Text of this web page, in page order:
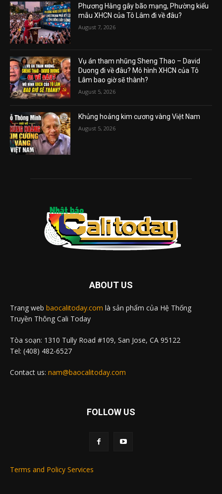
Phương Hằng gây bão mạng, Phường kiểu
mẫu XHCN của Tô Lâm đi về đâu?
August 7, 2026
Vụ án tham nhũng Sheng Thao – David
Duong đi về đâu? Mô hình XHCN của Tô
Lâm bao giờ sẽ thành?
August 5, 2026
Khủng hoảng kim cương vàng Việt Nam
August 5, 2026
ABOUT US
Trang web baocalitoday.com là sản phẩm của Hệ Thống
Truyền Thông Cali Today
Tòa soạn: 1310 Tully Road #109, San Jose, CA 95122
Tel: (408) 482-6527
Contact us: nam@baocalitoday.com
FOLLOW US
Terms and Policy Services